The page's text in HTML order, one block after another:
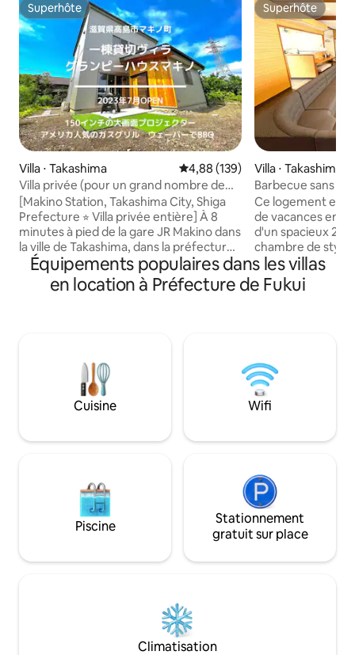
Superhôte
Superhôte
Villa ⋅ Takashima Évaluation moyenne sur la
4,88 (139)
Villa privée (pour un grand nombre de
personnes) équipée d'un grand
projecteur de 150 pouces, d'un sauna et
d'un barbecue au gaz dans le jardin
[Makino Station, Takashima City, Shiga
Prefecture ⭐︎ Villa privée entière] À 8
minutes à pied de la gare JR Makino dans
la ville de Takashima, dans la préfecture
de Shiga Kyoto est à 60 minutes en
voiture Une villa entière avec un
excellent accès en train ou en voiture
(3 000 yens supplémentaires,
réservation requise avant 18 h la veille)
▫️Dans la cour arrière, il y a un barbecue
avec un barbecue à gaz « Weber », un
tables, des chaises, des ustensiles de
(Disponible dans le jardin jusqu'à 21h)
Après 21h, vous pourrez profiter d'un
barbecue sur la cuisinière à gaz dans le
séjour.Le jardin est un espace de 10
planter une tente. La chambre se trouve
deuxième étage, il peut donc être utilisé
① 2 lits doubles (120 × 200) Chambre
Superhôte
Superhôte
Villa ⋅ Takashima
Barbecue sans
en bois avec toit,
pluie | Marmite,
fromage | Pour 8
Ce logement est
de vacances en
d'un spacieux 24-
chambre de style
(4 futons) et 2
(4 lits), de sorte
par deux familles,
pourrez profiter
de pluie dans le
en bois couverte.
orientée vers le
le soleil de l'ouest. En hiver et par
disposition des
et un gril Bruno,
organiser une
plats tels que des
et de la fondue
ingrédients
Équipements populaires dans les villas
en location à Préfecture de Fukui
Cuisine Wifi
Piscine
Stationnement
gratuit sur place
Climatisation